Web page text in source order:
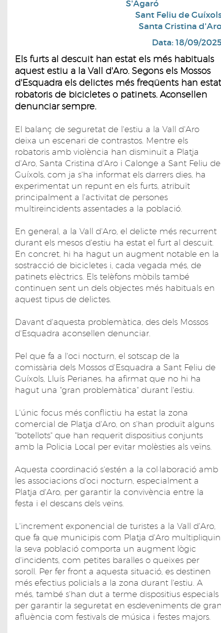
S'Agaró
Sant Feliu de
Santa Cristina
Data: 18/09/
Els furts al descuit han estat els més habituals
aquest estiu a la Vall d'Aro. Segons els Mossos
d'Esquadra els delictes més freqüents han estat
robatoris de bicicletes o patinets. Aconsellen
denunciar sempre.
El balanç de seguretat de l'estiu a la Vall d'Aro
deixa un escenari de contrastos. Mentre els
robatoris amb violència han disminuït a Platja
d'Aro, Santa Cristina d'Aro i Calonge a Sant Feliu de
Guíxols, com ja s'ha informat els darrers dies, ha
experimentat un repunt en els furts, atribuït
principalment a l'activitat de persones
multireincidents assentades a la població.
En general, a la Vall d'Aro, el delicte més recurrent
durant els mesos d'estiu ha estat el furt al descuit.
En concret, hi ha hagut un augment notable en la
sostracció de bicicletes i, cada vegada més, de
patinets elèctrics. Els telèfons mòbils també
continuen sent un dels objectes més habituals en
aquest tipus de delictes.
Davant d'aquesta problemàtica, des dels Mossos
d'Esquadra aconsellen denunciar.
Pel que fa a l'oci nocturn, el sotscap de la
comissària dels Mossos d'Esquadra a Sant Feliu de
Guíxols, Lluís Perianes, ha afirmat que no hi ha
hagut una "gran problemàtica" durant l'estiu.
L'únic focus més conflictiu ha estat la zona
comercial de Platja d'Aro, on s'han produït alguns
"botellots" que han requerit dispositius conjunts
amb la Policia Local per evitar molèsties als veïns.
Aquesta coordinació s'estén a la col·laboració amb
les associacions d'oci nocturn, especialment a
Platja d'Aro, per garantir la convivència entre la
festa i el descans dels veïns.
L'increment exponencial de turistes a la Vall d'Aro,
que fa que municipis com Platja d'Aro multipliquin
la seva població comporta un augment lògic
d'incidents, com petites baralles o queixes per
soroll. Per fer front a aquesta situació, es destinen
més efectius policials a la zona durant l'estiu. A
més, també s'han dut a terme dispositius especials
per garantir la seguretat en esdeveniments de
afluència com festivals de música i festes majors.